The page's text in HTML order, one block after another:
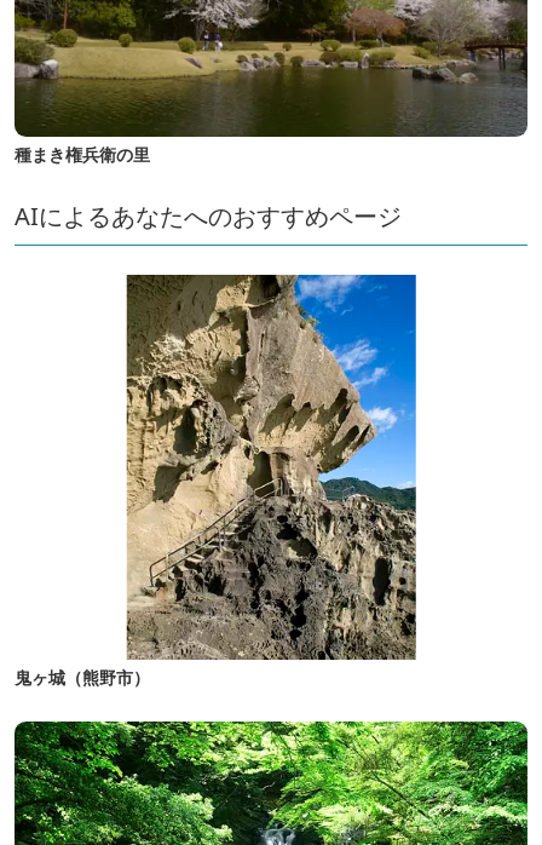
種まき権兵衛の里
AIによるあなたへのおすすめページ
鬼ヶ城（熊野市）